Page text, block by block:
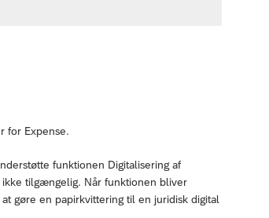
for Expense.
funktionen Digitalisering af
ikke tilgængelig. Når funktionen bliver
gøre en papirkvittering til en juridisk digital